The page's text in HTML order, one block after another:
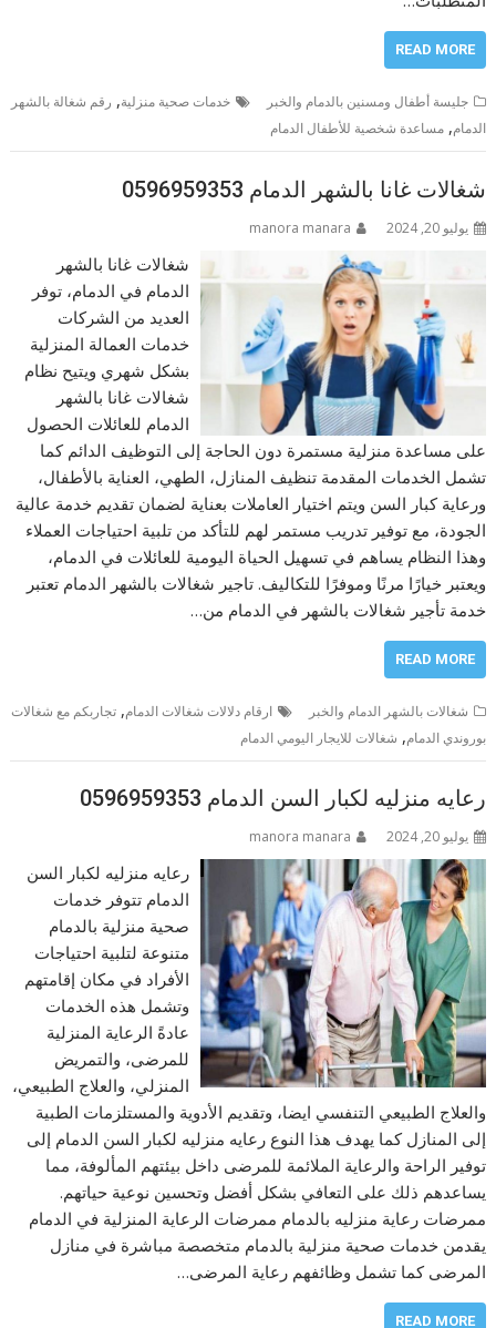
READ MORE
جليسة أطفال ومسنين بالدمام والخبر خدمات صحية منزلية, رقم شغالة بالشهر
الدمام,مساعدة شخصية للأطفال الدمام
شغالات غانا بالشهر الدمام 0596959353
يوليو 20, 2024 manora manara
شغالات غانا بالشهر
الدمام في الدمام، توفر
العديد من الشركات
خدمات العمالة المنزلية
بشكل شهري ويتيح نظام
شغالات غانا بالشهر
الدمام للعائلات الحصول
على مساعدة منزلية مستمرة دون الحاجة إلى التوظيف الدائم كما
تشمل الخدمات المقدمة تنظيف المنازل، الطهي، العناية بالأطفال،
ورعاية كبار السن ويتم اختيار العاملات بعناية لضمان تقديم خدمة عالية
الجودة، مع توفير تدريب مستمر لهم للتأكد من تلبية احتياجات العملاء
وهذا النظام يساهم في تسهيل الحياة اليومية للعائلات في الدمام،
ويعتبر خيارًا مرنًا وموفرًا للتكاليف. تاجير شغالات بالشهر الدمام تعتبر
خدمة تأجير شغالات بالشهر في الدمام من…
READ MORE
شغالات بالشهر الدمام والخبر ارقام دلالات شغالات الدمام,تجاربكم مع شغالات
بوروندي الدمام, شغالات للايجار اليومي الدمام
رعايه منزليه لكبار السن الدمام 0596959353
يوليو 20, 2024 manora manara
رعايه منزليه لكبار السن
الدمام تتوفر خدمات
صحية منزلية بالدمام
متنوعة لتلبية احتياجات
الأفراد في مكان إقامتهم
وتشمل هذه الخدمات
عادةً الرعاية المنزلية
للمرضى، والتمريض
المنزلي، والعلاج الطبيعي،
والعلاج الطبيعي التنفسي ايضا، وتقديم الأدوية والمستلزمات الطبية
إلى المنازل كما يهدف هذا النوع رعايه منزليه لكبار السن الدمام إلى
توفير الراحة والرعاية الملائمة للمرضى داخل بيئتهم المألوفة، مما
يساعدهم ذلك على التعافي بشكل أفضل وتحسين نوعية حياتهم.
ممرضات رعاية منزليه بالدمام ممرضات الرعاية المنزلية في الدمام
يقدمن خدمات صحية منزلية بالدمام متخصصة مباشرة في منازل
المرضى كما تشمل وظائفهم رعاية المرضى…
READ MORE